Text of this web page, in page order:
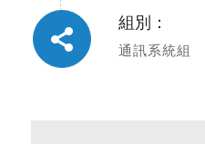
組別：
通訊系統組